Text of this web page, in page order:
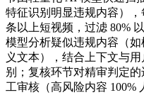
特征识别明显违规内容），
条以上短视频，过滤 80%
模型分析疑似违规内容（
义文本），结合上下文与
别；复核环节对精审判定
工审核（高风险内容 100%